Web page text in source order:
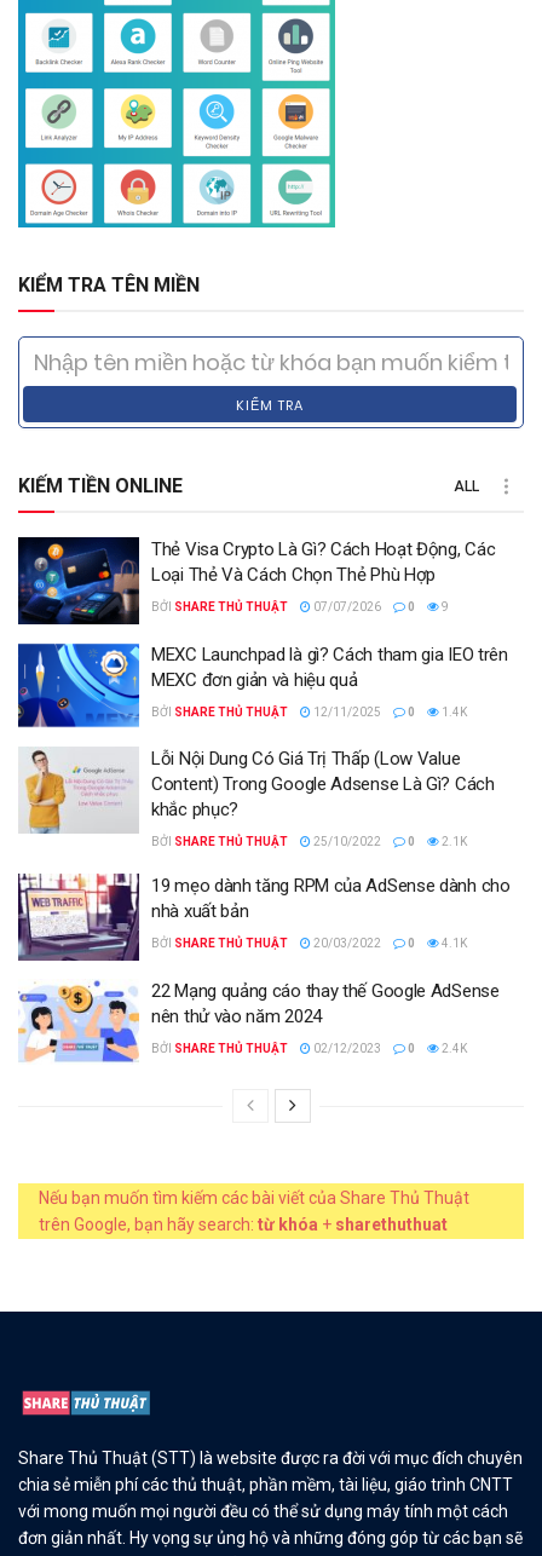
KIỂM TRA TÊN MIỀN
KIỂM TRA
KIẾM TIỀN ONLINE ALL
Thẻ Visa Crypto Là Gì? Cách Hoạt Động, Các
Loại Thẻ Và Cách Chọn Thẻ Phù Hợp
BỞI SHARE THỦ THUẬT 07/07/2026 0 9
MEXC Launchpad là gì? Cách tham gia IEO trên
MEXC đơn giản và hiệu quả
BỞI SHARE THỦ THUẬT 12/11/2025 0 1.4K
Lỗi Nội Dung Có Giá Trị Thấp (Low Value
Content) Trong Google Adsense Là Gì? Cách
khắc phục?
BỞI SHARE THỦ THUẬT 25/10/2022 0 2.1K
19 mẹo dành tăng RPM của AdSense dành cho
nhà xuất bản
BỞI SHARE THỦ THUẬT 20/03/2022 0 4.1K
22 Mạng quảng cáo thay thế Google AdSense
nên thử vào năm 2024
BỞI SHARE THỦ THUẬT 02/12/2023 0 2.4K
Nếu bạn muốn tìm kiếm các bài viết của Share Thủ Thuật
trên Google, bạn hãy search: từ khóa + sharethuthuat
Share Thủ Thuật (STT) là website được ra đời với mục đích chuyên
chia sẻ miễn phí các thủ thuật, phần mềm, tài liệu, giáo trình CNTT
với mong muốn mọi người đều có thể sử dụng máy tính một cách
đơn giản nhất. Hy vọng sự ủng hộ và những đóng góp từ các bạn sẽ